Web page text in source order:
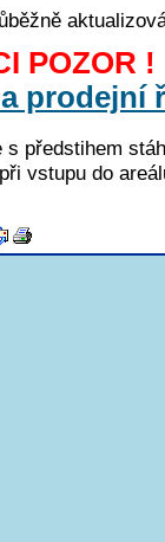
POZOR !
prodejní
s předstihem
vstupu do